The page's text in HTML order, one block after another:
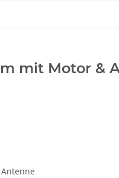
mit Motor &